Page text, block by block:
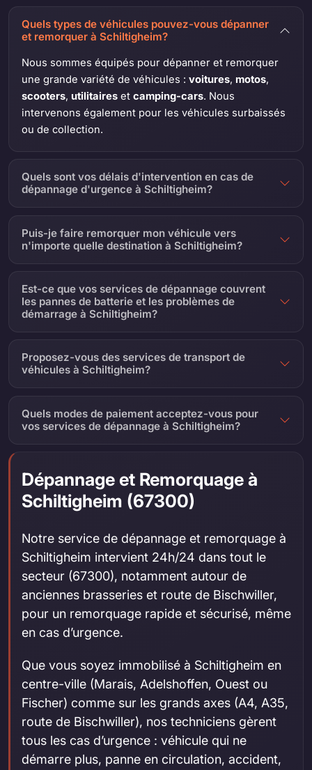
Quels types de véhicules pouvez-vous dépanner
et remorquer à Schiltigheim?
Nous sommes équipés pour dépanner et remorquer
une grande variété de véhicules :voitures, motos,
scooters, utilitaires etcamping-cars. Nous
intervenons également pour les véhicules surbaissés
ou de collection.
Quels sont vos délais d'intervention en cas de
dépannage d'urgence à Schiltigheim?
Puis-je faire remorquer mon véhicule vers
n'importe quelle destination à Schiltigheim?
Est-ce que vos services de dépannage couvrent
les pannes de batterie et les problèmes de
démarrage à Schiltigheim?
Proposez-vous des services de transport de
véhicules à Schiltigheim?
Quels modes de paiement acceptez-vous pour
vos services de dépannage à Schiltigheim?
Dépannage et Remorquage à
Schiltigheim (67300)
Notre service de dépannage et remorquage à
Schiltigheim intervient 24h/24 dans tout le
secteur (67300), notamment autour de
anciennes brasseries et route de Bischwiller,
pour un remorquage rapide et sécurisé, même
en cas d’urgence.
Que vous soyez immobilisé à Schiltigheim en
centre-ville (Marais, Adelshoffen, Ouest ou
Fischer) comme sur les grands axes (A4, A35,
route de Bischwiller), nos techniciens gèrent
tous les cas d’urgence : véhicule qui ne
démarre plus, panne en circulation, accident,